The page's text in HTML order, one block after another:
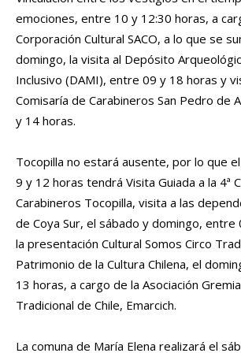
emociones, entre 10 y 12:30 horas, a
Corporación Cultural SACO, a lo que se
domingo, la visita al Depósito
Inclusivo (DAMI), entre 09 y 18 horas y
Comisaría de Carabineros San Pedro de
y 14 horas.
Tocopilla no estará ausente, por lo que
9 y 12 horas tendrá Visita Guiada a la 4ª
Carabineros Tocopilla, visita a las
de Coya Sur, el sábado y domingo, entre
la presentación Cultural Somos Circo
Patrimonio de la Cultura Chilena, el
13 horas, a cargo de la Asociación
Tradicional de Chile, Emarcich.
La comuna de María Elena realizará el